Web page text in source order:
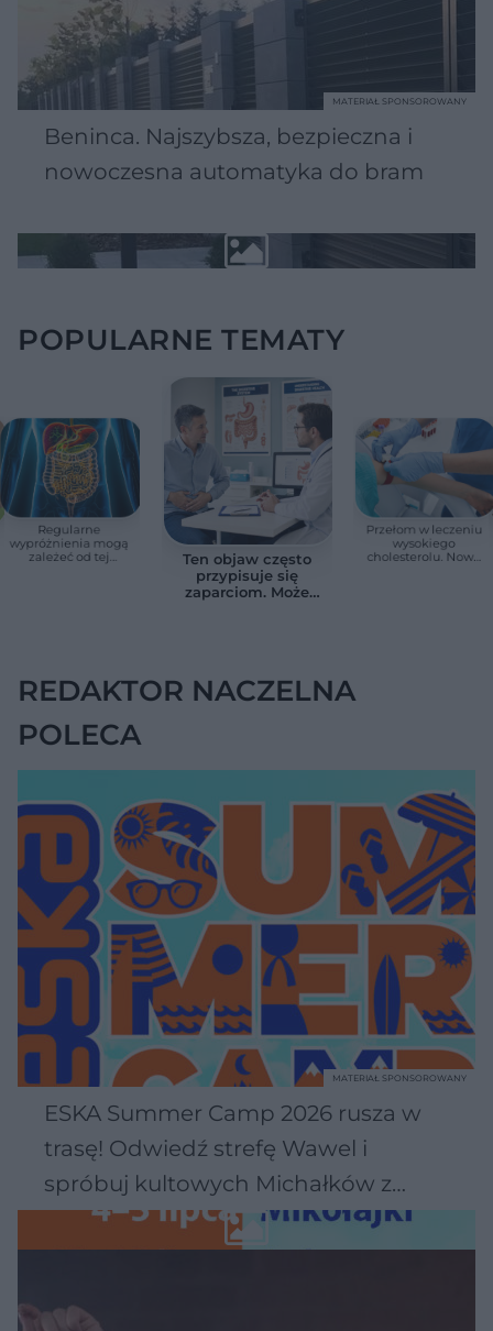
Beninca. Najszybsza, bezpieczna i
nowoczesna automatyka do bram
MATERIAŁ SPONSOROWANY
POPULARNE TEMATY
Regularne
wypróżnienia mogą
zależeć od tej
Ten objaw często
przypisuje się
zaparciom. Może
Przełom w leczeniu
wysokiego
cholesterolu. Nowa
REDAKTOR NACZELNA
POLECA
ESKA Summer Camp 2026 rusza w
trasę! Odwiedź strefę Wawel i
spróbuj kultowych Michałków z
Wawelu
MATERIAŁ SPONSOROWANY